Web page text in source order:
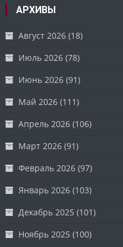
АРХИВЫ
Август 2026 (18)
Июль 2026 (78)
Июнь 2026 (91)
Май 2026 (111)
Апрель 2026 (106)
Март 2026 (91)
Февраль 2026 (97)
Январь 2026 (103)
Декабрь 2025 (101)
Ноябрь 2025 (100)